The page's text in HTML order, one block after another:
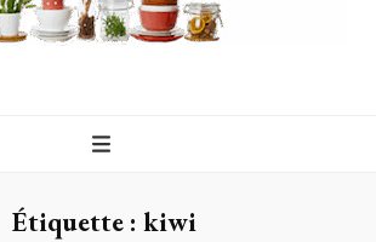
Serviettes
Étiquette : kiwi